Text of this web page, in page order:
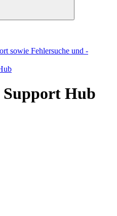
sowie Fehlersuche und -
Hub